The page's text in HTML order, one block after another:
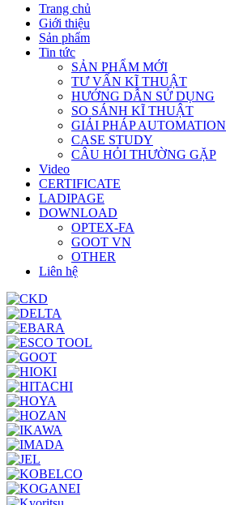
Trang chủ
Giới thiệu
Sản phẩm
Tin tức
SẢN PHẨM MỚI
TƯ VẤN KĨ THUẬT
HƯỚNG DẪN SỬ DỤNG
SO SÁNH KĨ THUẬT
GIẢI PHÁP AUTOMATION
CASE STUDY
CÂU HỎI THƯỜNG GẶP
Video
CERTIFICATE
LADIPAGE
DOWNLOAD
OPTEX-FA
GOOT VN
OTHER
Liên hệ